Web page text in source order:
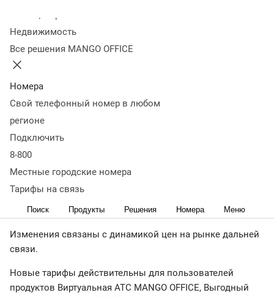
Недвижимость
Все решения MANGO OFFICE
Номера
Свой телефонный номер в любом
регионе
Подключить
8-800
Местные городские номера
Тарифы на связь
Поиск Продукты Решения Номера Меню
направления с 26 марта
2022 года
16 марта 2022
изменении тарифов на услуги связи.
С 26 марта 2022 г. изменится стоимость исходящих и
1. Международных направлений Виртуальных мобильных
номеров.
2. АВС-номеров Казахстана.
Изменения связаны с динамикой цен на рынке дальней
связи.
Новые тарифы действительны для пользователей
продуктов Виртуальная АТС MANGO OFFICE, Выгодный